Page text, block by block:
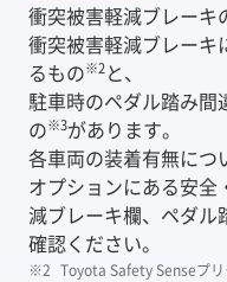
衝突被害軽減ブレーキ
衝突被害軽減ブレーキ
るもの※2と、
駐車時のペダル踏み間
の※3があります。
各車両の装着有無につ
オプションにある安
減ブレーキ欄、ペダ
確認ください。
Toyota Safety Senseプ